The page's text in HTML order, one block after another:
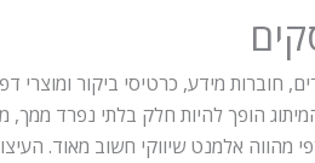
חוברות מידע, כרטיסי ביקור
הופך להיות חלק בלתי נפרד ממך,
מהווה אלמנט שיווקי חשוב מאוד.